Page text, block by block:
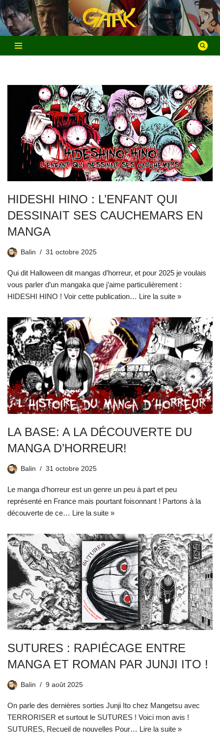
Aller
au
contenu
HIDESHI HINO : L’ENFANT QUI
DESSINAIT SES CAUCHEMARS EN
MANGA
Balin 31 octobre 2025
Qui dit Halloween dit mangas d’horreur, et pour 2025 je voulais
vous parler d’un mangaka que j’aime particulièrement :
HIDESHI HINO ! Voir cette publication… Lire la suite »
LA BASE: A LA DÉCOUVERTE DU
MANGA D’HORREUR!
Balin 31 octobre 2025
Le manga d’horreur est un genre un peu à part et peu
représenté en France mais pourtant foisonnant ! Partons à la
découverte de ce… Lire la suite »
SUTURES : RAPIÉCAGE ENTRE
MANGA ET ROMAN PAR JUNJI ITO !
Balin 9 août 2025
On parle des dernières sorties Junji Ito chez Mangetsu avec
TERRORISER et surtout le SUTURES ! Voici mon avis !
SUTURES, Recueil de nouvelles Pour… Lire la suite »